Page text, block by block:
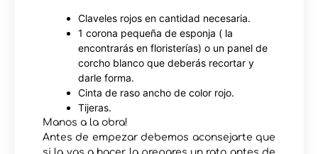
Claveles rojos en cantidad necesaria.
1 corona pequeña de esponja ( la
encontrarás en floristerías) o un panel de
corcho blanco que deberás recortar y
darle forma.
Cinta de raso ancho de color rojo.
Tijeras.
Manos a la obra!
Antes de empezar debemos aconsejarte que